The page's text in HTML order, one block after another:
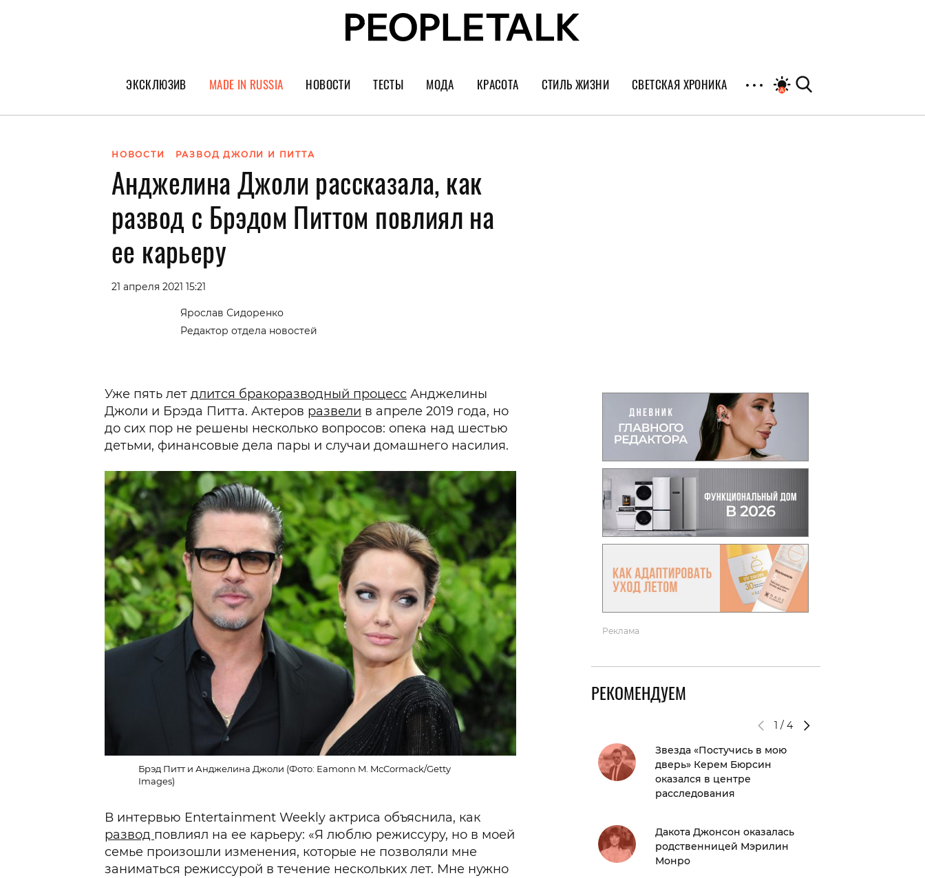
ЭКСКЛЮЗИВ
ГЕРОИ PEOPLETALK
ПОКОЛЕНИЕ
MADE IN RUSSIA НОВОСТИ ТЕСТЫ МОДА
Тренды
Украшения и часы
КРАСОТА
Уход за лицом
Спорт
СТИЛЬ ЖИЗНИ
Культура
СВЕТСКАЯ ХРОНИКА
НОВОСТИ РАЗВОД ДЖОЛИ И ПИТТА
Анджелина Джоли рассказала, как
развод с Брэдом Питтом повлиял на
ее карьеру
21 апреля 2021 15:21
Ярослав Сидоренко
Редактор отдела новостей
Уже пять лет длится бракоразводный процесс Анджелины
Джоли и Брэда Питта. Актеров развели в апреле 2019 года, но
до сих пор не решены несколько вопросов: опека над шестью
детьми, финансовые дела пары и случаи домашнего насилия.
Брэд Питт и Анджелина Джоли (Фото: Eamonn M. McCormack/Getty
Images)
В интервью Entertainment Weekly актриса объяснила, как
развод повлиял на ее карьеру: «Я люблю режиссуру, но в моей
семье произошли изменения, которые не позволяли мне
заниматься режиссурой в течение нескольких лет. Мне нужно
Реклама
РЕКОМЕНДУЕМ
1 /4
Звезда «Постучись в мою
дверь» Керем Бюрсин
оказался в центре
расследования
Дакота Джонсон оказалась
родственницей Мэрилин
Монро